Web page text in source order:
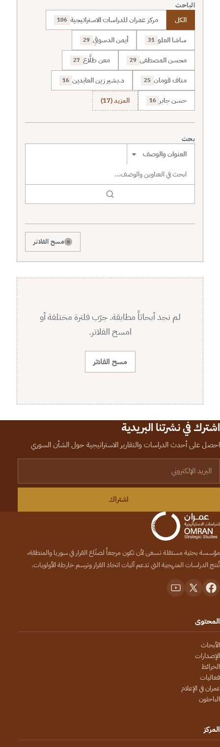
الباحث
الكل مركز عمران للدراسات الاستراتيجية 106
ساشا العلو 31 أيمن الدسوقي 29
محسن المصطفى 29 معن طلَّاع 27
مناف قومان 25 د.بشير زين العابدين 16
حسن جابر 16 المزيد (17)
بحث
نطاق البحث
× مسح الفلاتر
لم نجد أبحاثاً مطابقة. جرّب فلترة مختلفة أو
امسح الفلاتر.
مسح الفلاتر
اشترك في نشرتنا البريدية
احصل على أحدث الدراسات والتقارير الاستراتيجية حول الشأن السوري
اشتراك
مؤسسة بحثية مستقلة تسعى لأن تكون مرجعاً لصنّاع القرار في سوريا والمنطقة،
تُنتج الدراسات المنهجية التي تدعم آليات اتخاذ القرار وترسم خارطة الأولويات.
المحتوى
الأبحاث
الإصدارات
الخرائط
فعاليات
عمران في الإعلام
الباحثون
المركز